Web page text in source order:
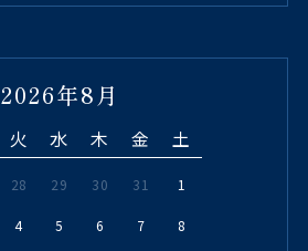
2026年8月
火 水 木 金 土
28 29 30 31 1
4 5 6 7 8